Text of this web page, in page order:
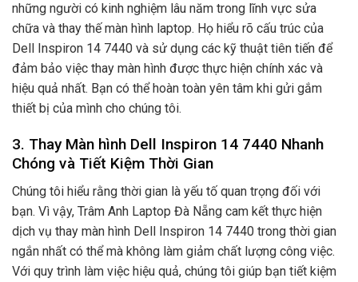
những người có kinh nghiệm lâu năm trong lĩnh vực sửa
chữa và thay thế màn hình laptop. Họ hiểu rõ cấu trúc của
Dell Inspiron 14 7440 và sử dụng các kỹ thuật tiên tiến để
đảm bảo việc thay màn hình được thực hiện chính xác và
hiệu quả nhất. Bạn có thể hoàn toàn yên tâm khi gửi gắm
thiết bị của mình cho chúng tôi.
3. Thay Màn hình Dell Inspiron 14 7440 Nhanh
Chóng và Tiết Kiệm Thời Gian
Chúng tôi hiểu rằng thời gian là yếu tố quan trọng đối với
bạn. Vì vậy, Trâm Anh Laptop Đà Nẵng cam kết thực hiện
dịch vụ thay màn hình Dell Inspiron 14 7440 trong thời gian
ngắn nhất có thể mà không làm giảm chất lượng công việc.
Với quy trình làm việc hiệu quả, chúng tôi giúp bạn tiết kiệm